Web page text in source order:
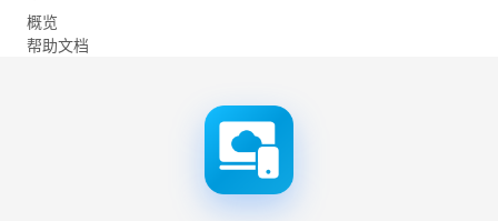
概览
帮助文档